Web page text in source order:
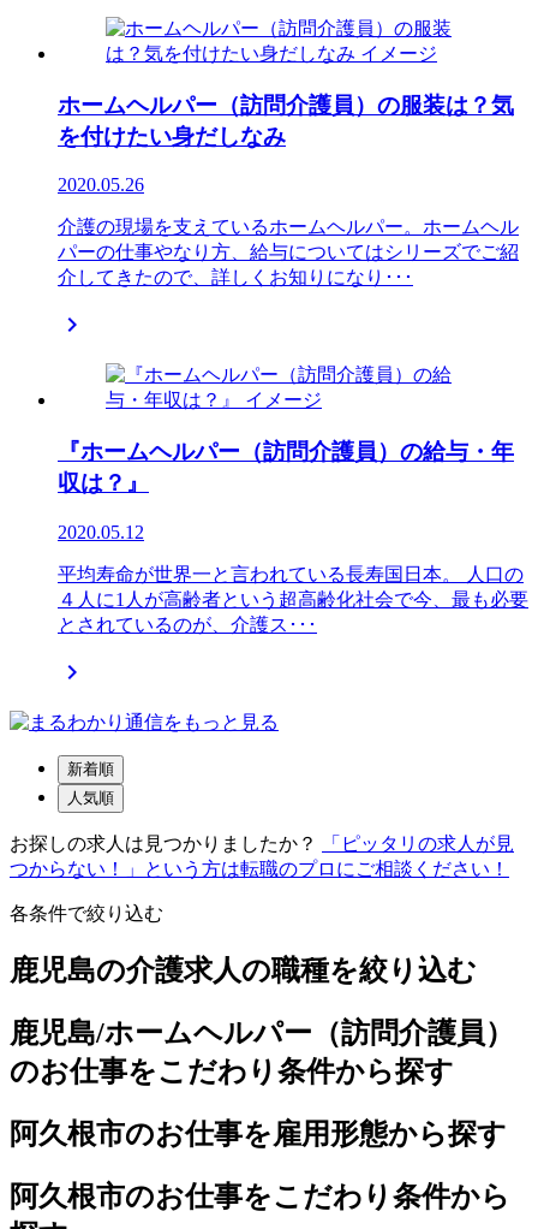
ホームヘルパー（訪問介護員）の服装は？気
を付けたい身だしなみ
2020.05.26
介護の現場を支えているホームヘルパー。ホームヘル
パーの仕事やなり方、給与についてはシリーズでご紹
介してきたので、詳しくお知りになり･･･

『ホームヘルパー（訪問介護員）の給与・年
収は？』
2020.05.12
平均寿命が世界一と言われている長寿国日本。 人口の
４人に1人が高齢者という超高齢化社会で今、最も必要
とされているのが、介護ス･･･

新着順
人気順
お探しの求人は見つかりましたか？
「ピッタリの求人が見
つからない！」という方は転職のプロにご相談ください！
各条件で絞り込む
鹿児島の介護求人の職種を絞り込む
鹿児島/ホームヘルパー（訪問介護員）
のお仕事をこだわり条件から探す
阿久根市のお仕事を雇用形態から探す
阿久根市のお仕事をこだわり条件から